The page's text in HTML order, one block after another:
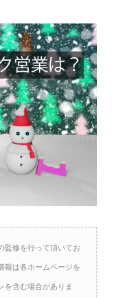
監修を行って頂いてお
報は各ホームページを
を含む場合がありま